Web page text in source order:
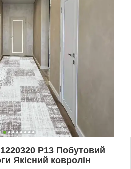
P13 Побутовий
Якісний ковролін